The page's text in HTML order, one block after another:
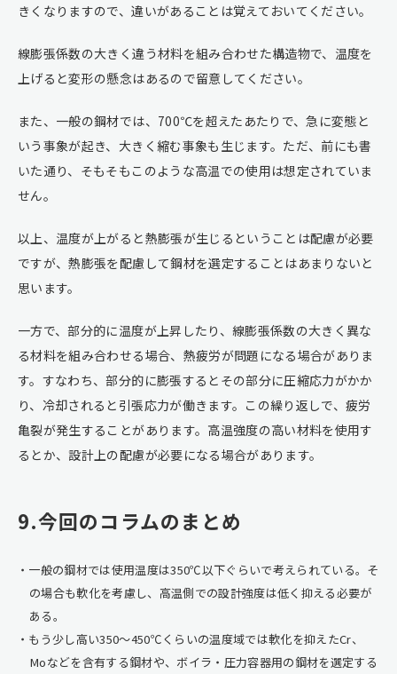
きくなりますので、違いがあることは覚えておいてください。
線膨張係数の大きく違う材料を組み合わせた構造物で、温度を
上げると変形の懸念はあるので留意してください。
また、一般の鋼材では、700℃を超えたあたりで、急に変態と
いう事象が起き、大きく縮む事象も生じます。ただ、前にも書
いた通り、そもそもこのような高温での使用は想定されていま
せん。
以上、温度が上がると熱膨張が生じるということは配慮が必要
ですが、熱膨張を配慮して鋼材を選定することはあまりないと
思います。
一方で、部分的に温度が上昇したり、線膨張係数の大きく異な
る材料を組み合わせる場合、熱疲労が問題になる場合がありま
す。すなわち、部分的に膨張するとその部分に圧縮応力がかか
り、冷却されると引張応力が働きます。この繰り返しで、疲労
亀裂が発生することがあります。高温強度の高い材料を使用す
るとか、設計上の配慮が必要になる場合があります。
9.今回のコラムのまとめ
一般の鋼材では使用温度は350℃以下ぐらいで考えられている。そ
の場合も軟化を考慮し、高温側での設計強度は低く抑える必要が
ある。
もう少し高い350～450℃くらいの温度域では軟化を抑えたCr、
Moなどを含有する鋼材や、ボイラ・圧力容器用の鋼材を選定する